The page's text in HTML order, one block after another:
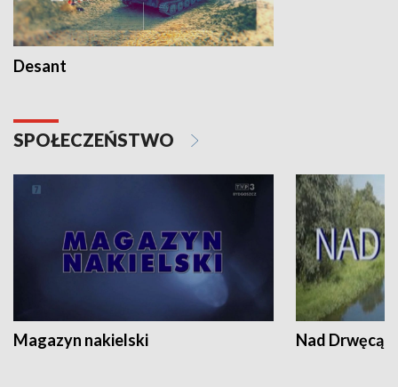
Desant
SPOŁECZEŃSTWO
Magazyn nakielski Nad Drwęcą